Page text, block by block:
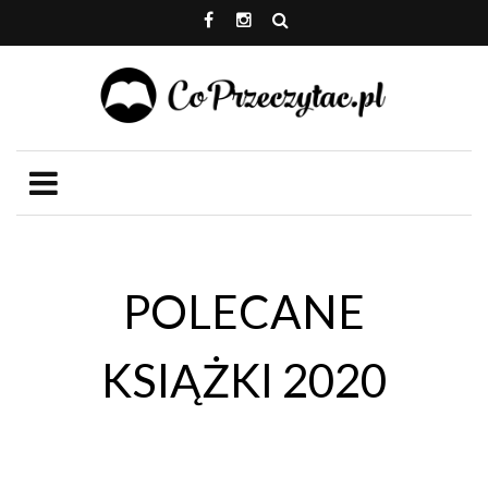
POLECANE
KSIĄŻKI 2020